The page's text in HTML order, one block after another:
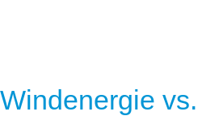
Windenergie vs.